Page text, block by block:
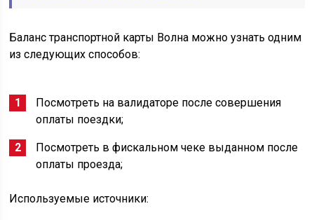
Баланс транспортной карты Волна можно узнать одним
из следующих способов:
Посмотреть на валидаторе после совершения
оплаты поездки;
Посмотреть в фискальном чеке выданном после
оплаты проезда;
Используемые источники: